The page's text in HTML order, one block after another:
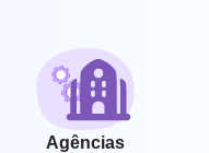
Agências